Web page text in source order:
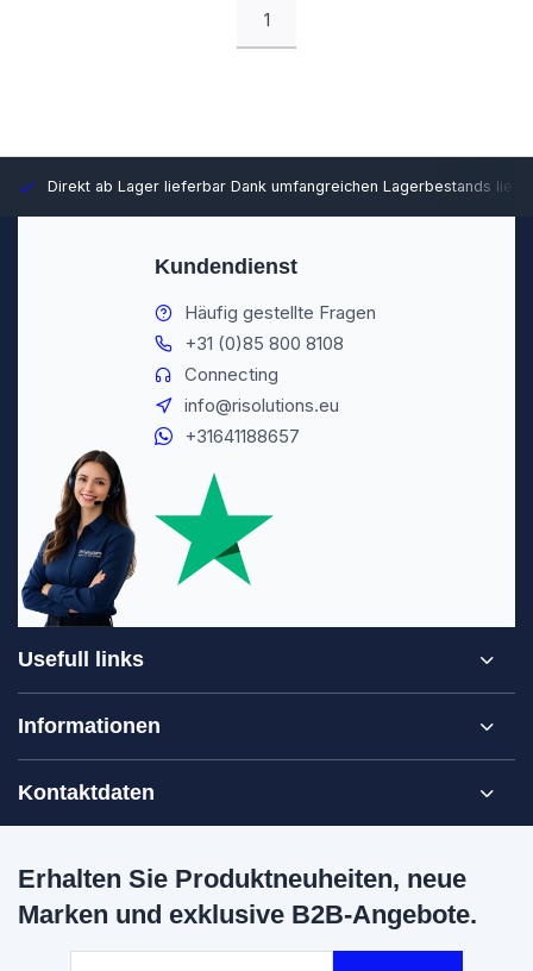
1
Direkt ab Lager lieferbar Dank umfangreichen Lagerbestands
Kundendienst
Häufig gestellte Fragen
+31 (0)85 800 8108
Connecting
info@risolutions.eu
+31641188657
Usefull links
Informationen
Kontaktdaten
Erhalten Sie Produktneuheiten, neue
Marken und exklusive B2B-Angebote.